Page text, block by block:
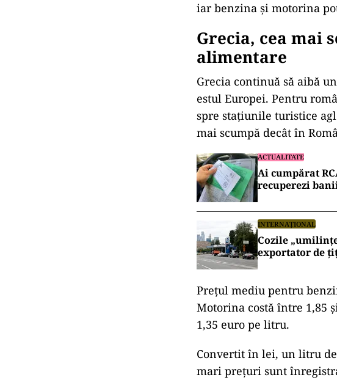
iar benzina și motorina
Grecia, cea mai
alimentare
Grecia continuă să aibă
estul Europei. Pentru
spre stațiunile turistice
mai scumpă decât în
ACTUALITATE
Ai cumpărat
recuperezi
INTERNAȚIONAL
Cozile
exportator de
Prețul mediu pentru
Motorina costă între 1,85
1,35 euro pe litru.
Convertit în lei, un litru
mari prețuri sunt